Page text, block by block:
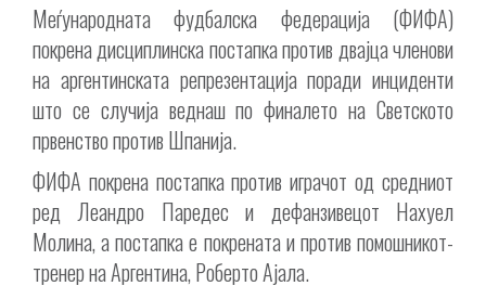
Меѓународната фудбалска федерација (ФИФА)
покрена дисциплинска постапка против двајца членови
на аргентинската репрезентација поради инциденти
што се случија веднаш по финалето на Светското
првенство против Шпанија.
ФИФА покрена постапка против играчот од средниот
ред Леандро Паредес и дефанзивецот Нахуел
Молина, а постапка е покрената и против помошникот-
тренер на Аргентина, Роберто Ајала.